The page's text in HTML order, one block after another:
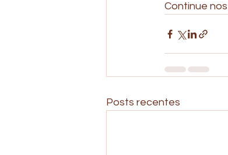
Continue
Posts recentes